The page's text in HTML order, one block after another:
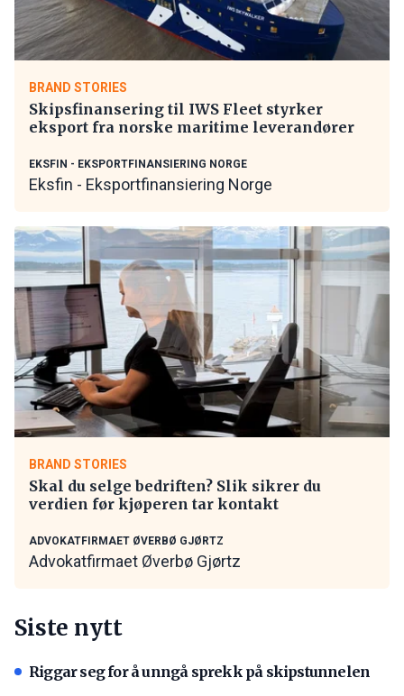
BRAND STORIES
Skipsfinansering til IWS Fleet styrker
eksport fra norske maritime leverandører
EKSFIN - EKSPORTFINANSIERING NORGE
Eksfin - Eksportfinansiering Norge
BRAND STORIES
Skal du selge bedriften? Slik sikrer du
verdien før kjøperen tar kontakt
ADVOKATFIRMAET ØVERBØ GJØRTZ
Advokatfirmaet Øverbø Gjørtz
Siste nytt
Riggar seg for å unngå sprekk på skipstunnelen